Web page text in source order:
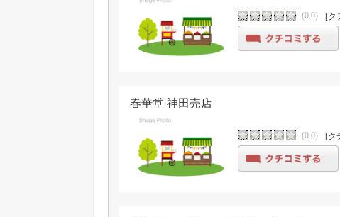
(0.0) [ク
春華堂 神田売店
(0.0) [ク